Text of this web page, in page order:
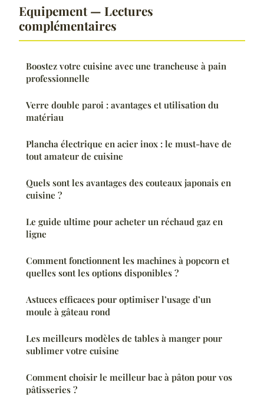
Equipement — Lectures
complémentaires
Boostez votre cuisine avec une trancheuse à pain
professionnelle
Verre double paroi : avantages et utilisation du
matériau
Plancha électrique en acier inox : le must-have de
tout amateur de cuisine
Quels sont les avantages des couteaux japonais en
cuisine ?
Le guide ultime pour acheter un réchaud gaz en
ligne
Comment fonctionnent les machines à popcorn et
quelles sont les options disponibles ?
Astuces efficaces pour optimiser l’usage d’un
moule à gâteau rond
Les meilleurs modèles de tables à manger pour
sublimer votre cuisine
Comment choisir le meilleur bac à pâton pour vos
pâtisseries ?